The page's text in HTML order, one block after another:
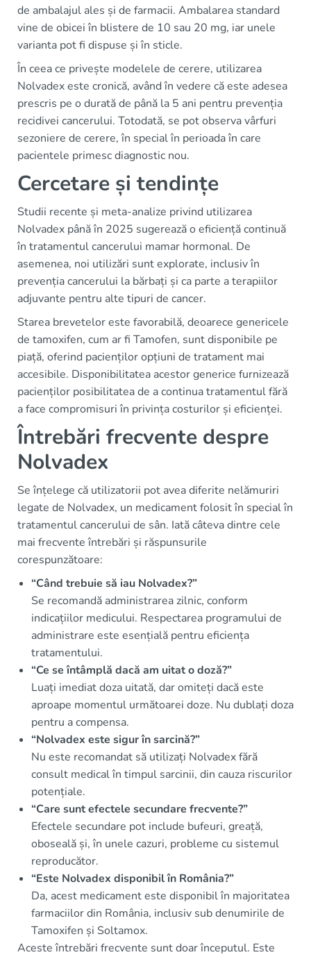
de ambalajul ales și de farmacii. Ambalarea standard
vine de obicei în blistere de 10 sau 20 mg, iar unele
varianta pot fi dispuse și în sticle.
În ceea ce privește modelele de cerere, utilizarea
Nolvadex este cronică, având în vedere că este adesea
prescris pe o durată de până la 5 ani pentru prevenția
recidivei cancerului. Totodată, se pot observa vârfuri
sezoniere de cerere, în special în perioada în care
pacientele primesc diagnostic nou.
Cercetare și tendințe
Studii recente și meta-analize privind utilizarea
Nolvadex până în 2025 sugerează o eficiență continuă
în tratamentul cancerului mamar hormonal. De
asemenea, noi utilizări sunt explorate, inclusiv în
prevenția cancerului la bărbați și ca parte a terapiilor
adjuvante pentru alte tipuri de cancer.
Starea brevetelor este favorabilă, deoarece genericele
de tamoxifen, cum ar fi Tamofen, sunt disponibile pe
piață, oferind pacienților opțiuni de tratament mai
accesibile. Disponibilitatea acestor generice furnizează
pacienților posibilitatea de a continua tratamentul fără
a face compromisuri în privința costurilor și eficienței.
Întrebări frecvente despre
Nolvadex
Se înțelege că utilizatorii pot avea diferite nelămuriri
legate de Nolvadex, un medicament folosit în special în
tratamentul cancerului de sân. Iată câteva dintre cele
mai frecvente întrebări și răspunsurile
corespunzătoare:
“Când trebuie să iau Nolvadex?”
Se recomandă administrarea zilnic, conform
indicațiilor medicului. Respectarea programului de
administrare este esențială pentru eficiența
tratamentului.
“Ce se întâmplă dacă am uitat o doză?”
Luați imediat doza uitată, dar omiteți dacă este
aproape momentul următoarei doze. Nu dublați doza
pentru a compensa.
“Nolvadex este sigur în sarcină?”
Nu este recomandat să utilizați Nolvadex fără
consult medical în timpul sarcinii, din cauza riscurilor
potențiale.
“Care sunt efectele secundare frecvente?”
Efectele secundare pot include bufeuri, greață,
oboseală și, în unele cazuri, probleme cu sistemul
reproducător.
“Este Nolvadex disponibil în România?”
Da, acest medicament este disponibil în majoritatea
farmaciilor din România, inclusiv sub denumirile de
Tamoxifen și Soltamox.
Aceste întrebări frecvente sunt doar începutul. Este